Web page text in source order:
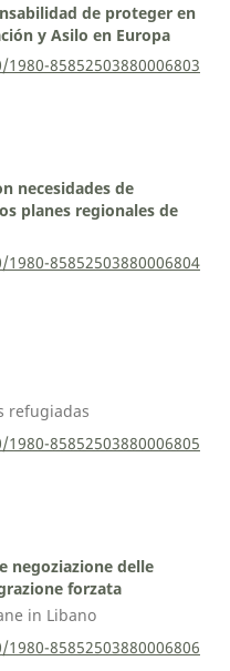
de proteger en
y Asilo en Europa
85852503880006803
necesidades de
planes regionales de
85852503880006804
refugiadas
85852503880006805
negoziazione delle
forzata
in Libano
85852503880006806